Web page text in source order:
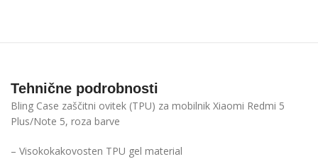
Tehnične podrobnosti
Bling Case zaščitni ovitek (TPU) za mobilnik Xiaomi Redmi 5
Plus/Note 5, roza barve
– Visokokakovosten TPU gel material